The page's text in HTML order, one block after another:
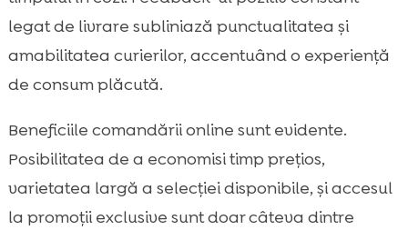
legat de livrare subliniază punctualitatea și
amabilitatea curierilor, accentuând o experiență
de consum plăcută.
Beneficiile comandării online sunt evidente.
Posibilitatea de a economisi timp prețios,
varietatea largă a selecției disponibile, și accesul
la promoții exclusive sunt doar câteva dintre